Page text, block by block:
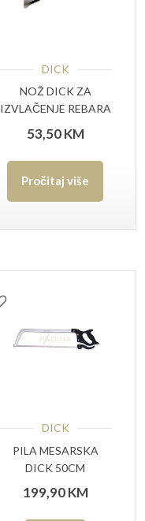
DICK
NOŽ DICK ZA
IZVLAČENJE REBARA
53,50KM
Pročitaj više
DICK
PILA MESARSKA
DICK 50CM
ROSTFREI
199,90KM